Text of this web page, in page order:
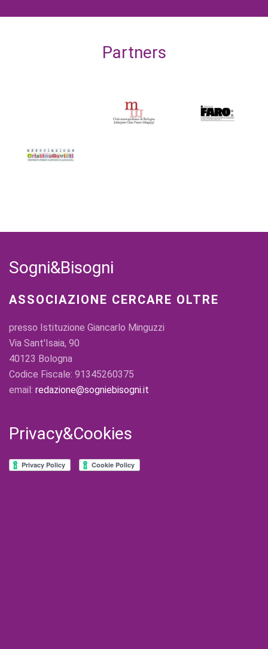
Partners
Sogni&Bisogni
ASSOCIAZIONE CERCARE OLTRE
presso Istituzione Giancarlo Minguzzi
Via Sant'Isaia, 90
40123 Bologna
Codice Fiscale: 91345260375
email: redazione@sogniebisogni.it
Privacy&Cookies